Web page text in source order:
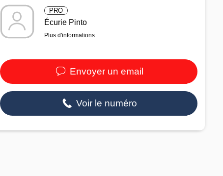
PRO
Écurie Pinto
Plus d'informations
Envoyer un email
Voir le numéro